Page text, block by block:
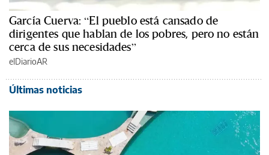
García Cuerva: “El pueblo está cansado de
dirigentes que hablan de los pobres, pero no están
cerca de sus necesidades”
elDiarioAR
Últimas noticias